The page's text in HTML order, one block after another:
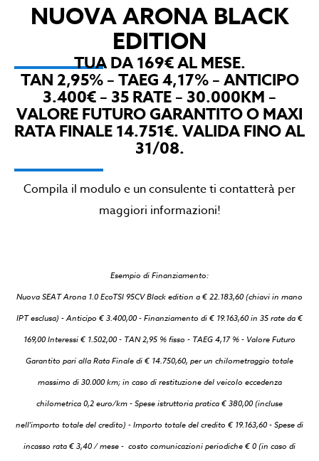
NUOVA ARONA BLACK
EDITION
TUA DA 169€ AL MESE.
TAN 2,95% – TAEG 4,17% – ANTICIPO
3.400€ – 35 RATE – 30.000KM –
VALORE FUTURO GARANTITO O MAXI
RATA FINALE 14.751€. VALIDA FINO AL
31/08.
Compila il modulo e un consulente ti contatterà per
maggiori informazioni!
Esempio di Finanziamento:
Nuova SEAT Arona 1.0 EcoTSI 95CV Black edition a € 22.183,60 (chiavi in mano
IPT esclusa) - Anticipo € 3.400,00 - Finanziamento di € 19.163,60 in 35 rate da €
169,00 Interessi € 1.502,00 - TAN 2,95 % fisso - TAEG 4,17 % - Valore Futuro
Garantito pari alla Rata Finale di € 14.750,60, per un chilometraggio totale
massimo di 30.000 km; in caso di restituzione del veicolo eccedenza
chilometrica 0,2 euro/km - Spese istruttoria pratica € 380,00 (incluse
nell'importo totale del credito) - Importo totale del credito € 19.163,60 - Spese di
incasso rata € 3,40 / mese - costo comunicazioni periodiche € 0 (in caso di